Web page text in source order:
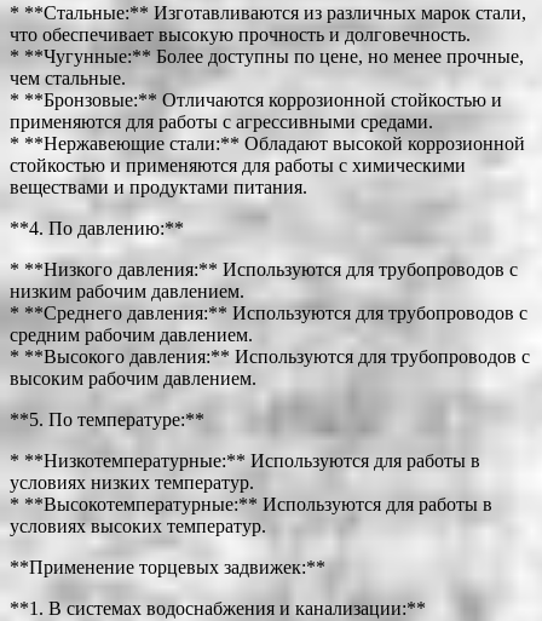
* **Стальные:** Изготавливаются из различных марок стали,
что обеспечивает высокую прочность и долговечность.
* **Чугунные:** Более доступны по цене, но менее прочные,
чем стальные.
* **Бронзовые:** Отличаются коррозионной стойкостью и
применяются для работы с агрессивными средами.
* **Нержавеющие стали:** Обладают высокой коррозионной
стойкостью и применяются для работы с химическими
веществами и продуктами питания.
**4. По давлению:**
* **Низкого давления:** Используются для трубопроводов с
низким рабочим давлением.
* **Среднего давления:** Используются для трубопроводов с
средним рабочим давлением.
* **Высокого давления:** Используются для трубопроводов с
высоким рабочим давлением.
**5. По температуре:**
* **Низкотемпературные:** Используются для работы в
условиях низких температур.
* **Высокотемпературные:** Используются для работы в
условиях высоких температур.
**Применение торцевых задвижек:**
**1. В системах водоснабжения и канализации:**